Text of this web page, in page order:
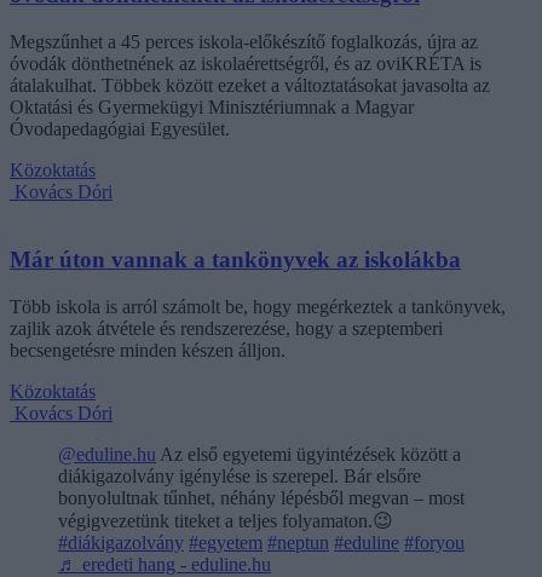
Megszűnhet a 45 perces iskola-előkészítő foglalkozás, újra az
óvodák dönthetnének az iskolaérettségről, és az oviKRÉTA is
átalakulhat. Többek között ezeket a változtatásokat javasolta az
Oktatási és Gyermekügyi Minisztériumnak a Magyar
Óvodapedagógiai Egyesület.
Közoktatás
Kovács Dóri
Már úton vannak a tankönyvek az iskolákba
Több iskola is arról számolt be, hogy megérkeztek a tankönyvek,
zajlik azok átvétele és rendszerezése, hogy a szeptemberi
becsengetésre minden készen álljon.
Közoktatás
Kovács Dóri
@eduline.hu Az első egyetemi ügyintézések között a
diákigazolvány igénylése is szerepel. Bár elsőre
bonyolultnak tűnhet, néhány lépésből megvan – most
végigvezetünk titeket a teljes folyamaton.😉
#diákigazolvány #egyetem #neptun #eduline #foryou
♬ eredeti hang - eduline.hu